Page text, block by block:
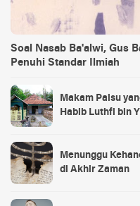
Soal Nasab Ba'alwi, Gus
Penuhi Standar Ilmiah
Makam Palsu
Habib Luthfi bin
Menunggu
di Akhir Zaman